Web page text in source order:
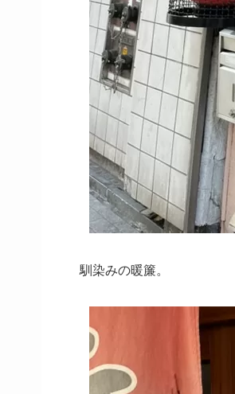
馴染みの暖簾。